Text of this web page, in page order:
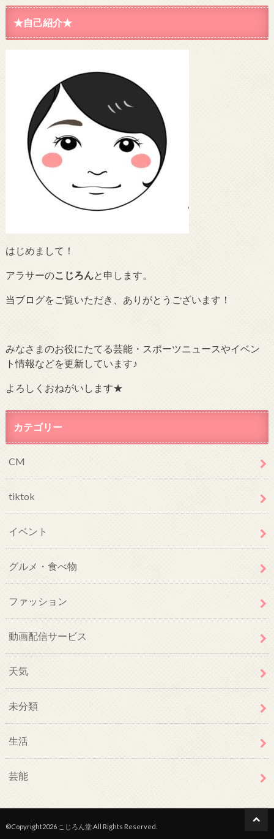
★自己紹介★
はじめまして！
アラサーのこじろんと申します。
当ブログをご覧いただき、ありがとうございます！
みなさまのお役にたてる芸能・スポーツニュースやイベン
ト情報などを更新しています♪
よろしくおねがいします★
カテゴリー
CM
tiktok
イベント
グルメ・食べ物
ファッション
動画配信サービス
天気
未分類
生活
芸能
©Copyright2026 こじろん堂.All Rights Reserved.